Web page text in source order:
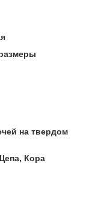
на твердом
Кора